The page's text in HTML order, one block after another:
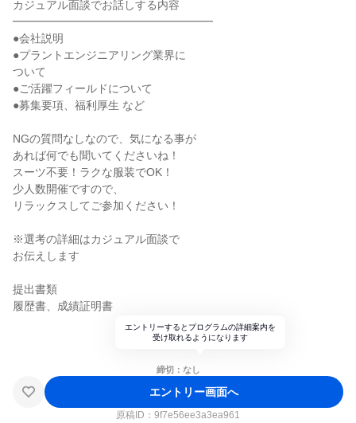
カジュアル面談でお話しする内容
━━━━━━━━━━━━━━━━━━
●会社説明
●プラントエンジニアリング業界に
ついて
●ご活躍フィールドについて
●募集要項、福利厚生 など
NGの質問なしなので、気になる事が
あれば何でも聞いてくださいね！
スーツ不要！ラクな服装でOK！
少人数開催ですので、
リラックスしてご参加ください！
※選考の詳細はカジュアル面談で
お伝えします
提出書類
履歴書、成績証明書
エントリーするとプログラムの詳細案内を
受け取れるようになります
締切：なし
エントリー画面へ
原稿ID： 9f7e56ee3a3ea961